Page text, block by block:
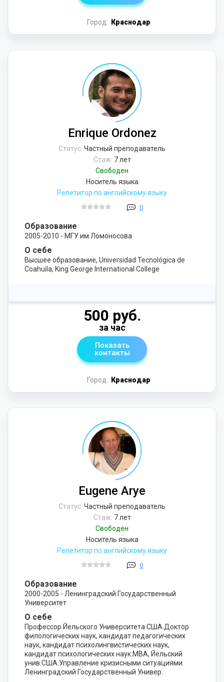
Город: Краснодар
Enrique Ordonez
Статус: Частный преподаватель
Стаж: 7 лет
Свободен
Носитель языка
Репетитор по английскому языку
0
Образование
2005-2010 - МГУ им.Ломоносова
О себе
Высшее образование, Universidad Tecnológica de
Coahuila, King George International College
Город: Краснодар
500 руб.
за час
Показать
контакты
Eugene Arye
Статус: Частный преподаватель
Стаж: 7 лет
Свободен
Носитель языка
Репетитор по английскому языку
0
Образование
2000-2005 - Ленинградский Государственный
Университет
О себе
Профессор Йельского Университета США.Доктор
филологических наук, кандидат педагогических
наук, кандидат психолингвистических наук,
кандидат психологических наук.МВА, Йельский
унив.США.Управление кризисными ситуациями.
Ленинградский Государственный Универ.